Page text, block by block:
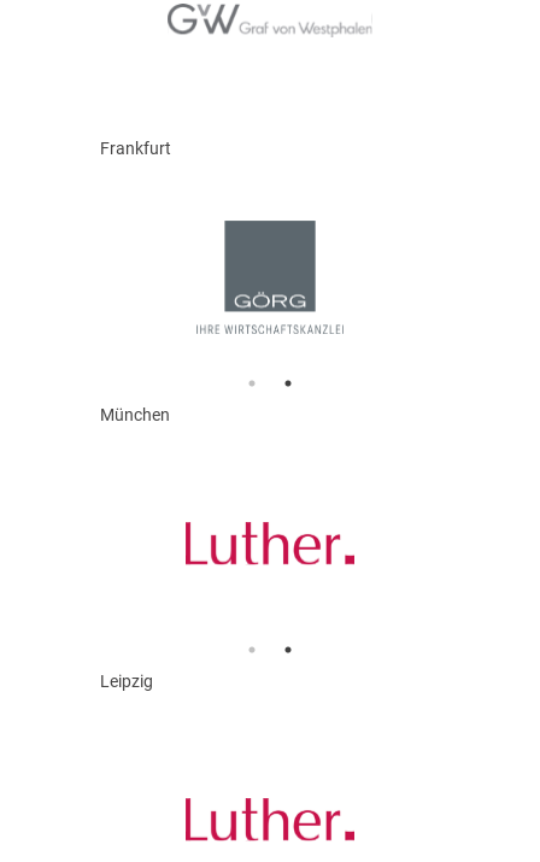
Frankfurt
München
Leipzig